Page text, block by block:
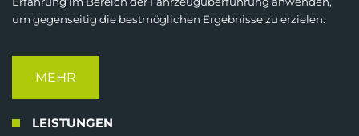
um gegenseitig die bestmöglichen Ergebnisse zu erzielen.
MEHR
LEISTUNGEN